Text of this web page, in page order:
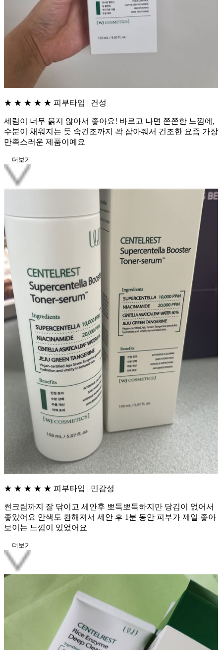
★ ★ ★ ★ ★ 피부타입 | 건성
세럼이 너무 묽지 않아서 좋아요! 바르고 나면 쫀쫀한 느낌에,
수분이 채워지는 듯 속건조까지 꽉 잡아줘서 건조한 요즘 가장
만족스러운 제품이예요
더보기
★ ★ ★ ★ ★ 피부타입 | 민감성
썬크림까지 잘 닦이고 세안후 뽀득뽀득하지만 당김이 없어서
좋았어요 안색도 환해져서 세안 후 1분 동안 피부가 제일 좋아
보이는 느낌이 있었어요
더보기